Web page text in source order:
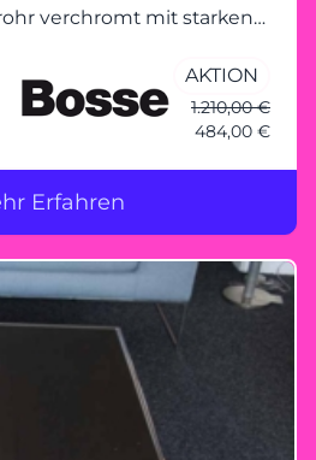
AKTION
1.210,00 €
484,00 €
Erfahren